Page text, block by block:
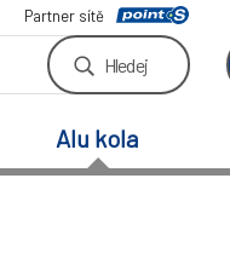
Partner sítě
Hledej
Alu kola